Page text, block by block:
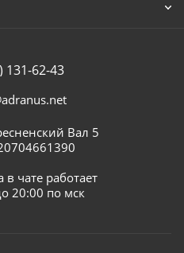
131-62-43
Вал 5
чате работает
20:00 по мск